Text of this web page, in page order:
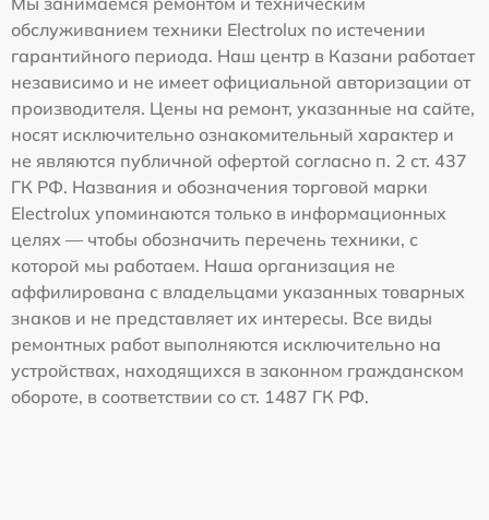
обслуживанием техники Electrolux по истечении
гарантийного периода. Наш центр в Казани работает
независимо и не имеет официальной авторизации от
производителя. Цены на ремонт, указанные на сайте,
носят исключительно ознакомительный характер и
не являются публичной офертой согласно п. 2 ст. 437
ГК РФ. Названия и обозначения торговой марки
Electrolux упоминаются только в информационных
целях — чтобы обозначить перечень техники, с
которой мы работаем. Наша организация не
аффилирована с владельцами указанных товарных
знаков и не представляет их интересы. Все виды
ремонтных работ выполняются исключительно на
устройствах, находящихся в законном гражданском
обороте, в соответствии со ст. 1487 ГК РФ.